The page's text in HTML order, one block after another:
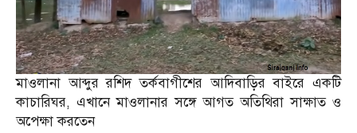
মাওলানা আব্দুর রশিদ তর্কবাগীশের আদিবাড়ির বাইরে একটি
কাচারিঘর, এখানে মাওলানার সঙ্গে আগত অতিথিরা সাক্ষাত ও
অপেক্ষা করতেন